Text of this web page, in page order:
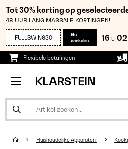
Tot 30% korting op
48 UUR LANG MASSALE KORTINGEN!
FULLSWING30
Nu
winkelen
16 U 02
Flexibele betalingen
Huishoudelijke Apparaten